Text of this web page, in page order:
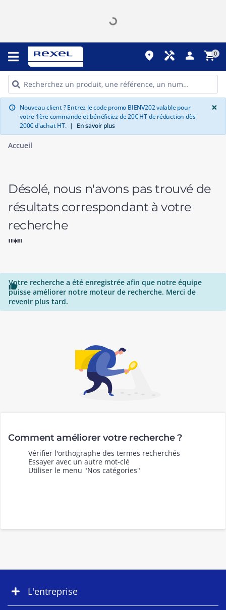
place handyman person shopping_cart0
info Nouveau client ? Entrez le code promo BIENV202 valable pour
votre 1ère commande et bénéficiez de 20€ HT de réduction dès
200€ d'achat HT. | En savoir plus
×
Accueil
Désolé, nous n'avons pas trouvé de
résultats correspondant à votre
recherche
"*"

Votre recherche a été enregistrée afin que notre équipe
puisse améliorer notre moteur de recherche. Merci de
revenir plus tard.
Comment améliorer votre recherche ?
Vérifier l'orthographe des termes recherchés
Essayer avec un autre mot-clé
Utiliser le menu "Nos catégories"
L'entreprise